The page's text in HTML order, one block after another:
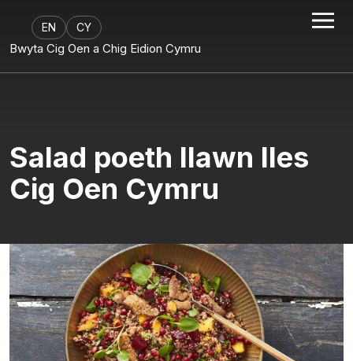
EN CY
Bwyta Cig Oen a Chig Eidion Cymru
Salad poeth llawn lles
Cig Oen Cymru